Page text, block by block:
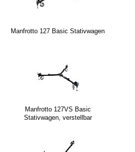
Manfrotto 127 Basic Stativwagen
Manfrotto 127VS Basic
Stativwagen, verstellbar